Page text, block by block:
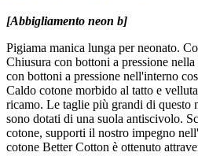
[Abbigliamento neon b]
Pigiama manica lunga per neonato.
Chiusura con bottoni a pressione
con bottoni a pressione nell'interno
Caldo cotone morbido al tatto e
ricamo. Le taglie più grandi di questo
sono dotati di una suola antiscivolo.
cotone, supporti il nostro impegno
cotone Better Cotton è ottenuto